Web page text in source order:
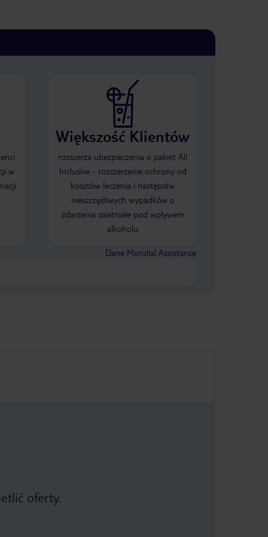
w
Większość Klientów
rozszerza ubezpieczenia o pakiet All
Inclusive - rozszerzenie ochrony od
kosztów leczenia i następstw
nieszczęśliwych wypadków o
zdarzenia zaistniałe pod wpływem
alkoholu
Dane Mondial Assistance
oferty.